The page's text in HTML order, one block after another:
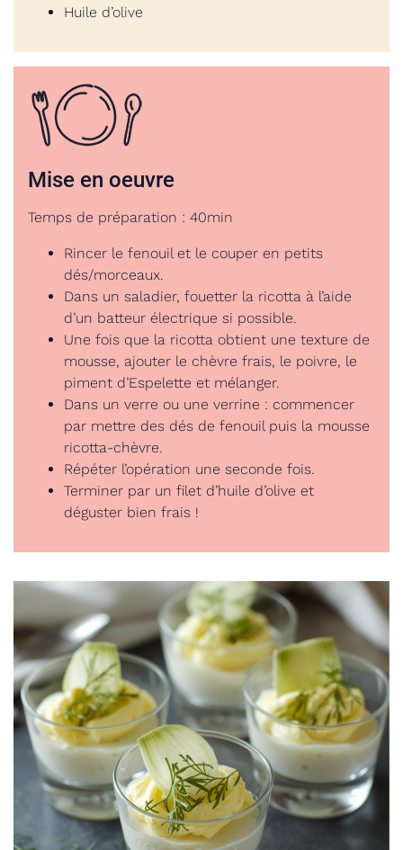
Huile d’olive
Mise en oeuvre
Temps de préparation : 40min
Rincer le fenouil et le couper en petits
dés/morceaux.
Dans un saladier, fouetter la ricotta à l’aide
d’un batteur électrique si possible.
Une fois que la ricotta obtient une texture de
mousse, ajouter le chèvre frais, le poivre, le
piment d’Espelette et mélanger.
Dans un verre ou une verrine : commencer
par mettre des dés de fenouil puis la mousse
ricotta-chèvre.
Répéter l’opération une seconde fois.
Terminer par un filet d’huile d’olive et
déguster bien frais !